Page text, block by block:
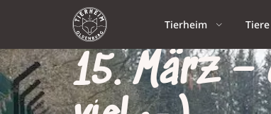
Tierheim Tiere
15. März –